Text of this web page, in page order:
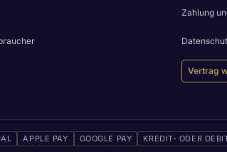
Zahlung
Vertrag
APPLE PAY GOOGLE PAY KREDIT- ODER